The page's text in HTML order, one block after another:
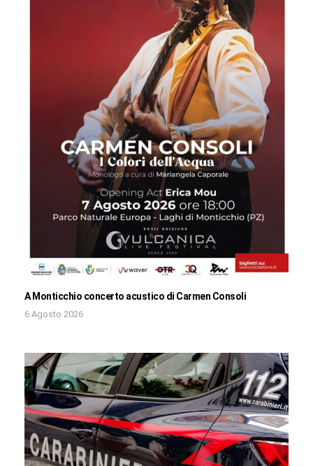
A Monticchio concerto acustico di Carmen Consoli
6 Agosto 2026